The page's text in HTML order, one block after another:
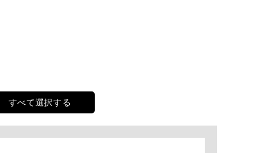
すべて選択する